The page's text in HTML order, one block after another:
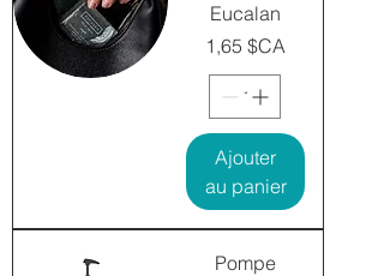
Eucalan
Prix
1,65 $CA
Ajouter
au panier
Pompe